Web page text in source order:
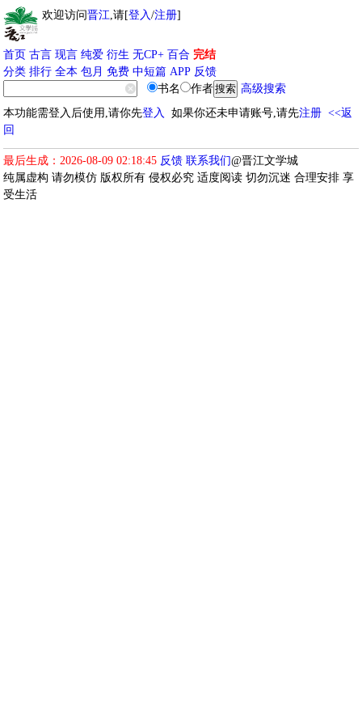
欢迎访问晋江,请[登入/注册]
首页 古言 现言 纯爱 衍生 无CP+ 百合 完结
分类 排行 全本 包月 免费 中短篇 APP 反馈
书名
作者
高级搜索
本功能需登入后使用,请你先登入 如果你还未申请账号,请先注册 <<返
回
最后生成：2026-08-09 02:18:45 反馈 联系我们@晋江文学城
纯属虚构 请勿模仿 版权所有 侵权必究 适度阅读 切勿沉迷 合理安排 享
受生活